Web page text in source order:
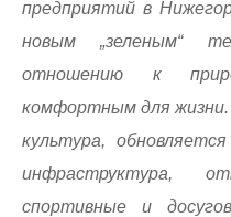
предприятий в
новым „зеленым“
отношению к
комфортным для жизни.
культура,
инфраструктура,
спортивные и